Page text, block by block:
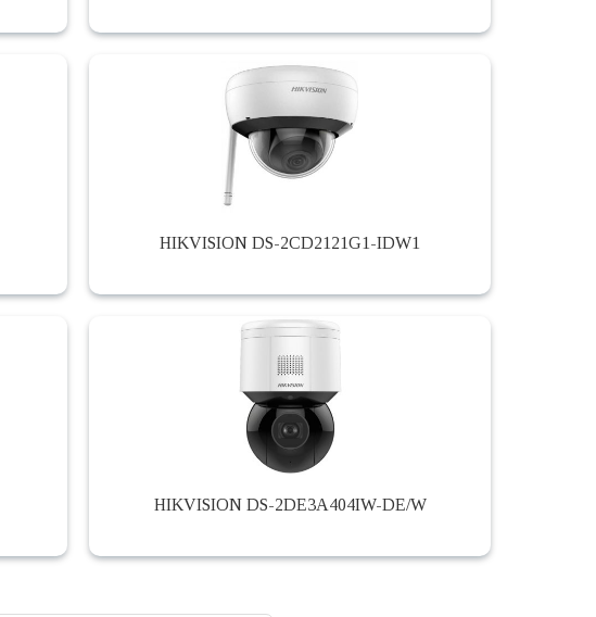
HIKVISION DS-2CD2121G1-IDW1
HIKVISION DS-2DE3A404IW-DE/W